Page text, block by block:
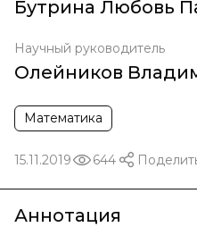
Бутрина Любовь
Научный руководитель
Олейников
Математика
15.11.2019 644
Аннотация